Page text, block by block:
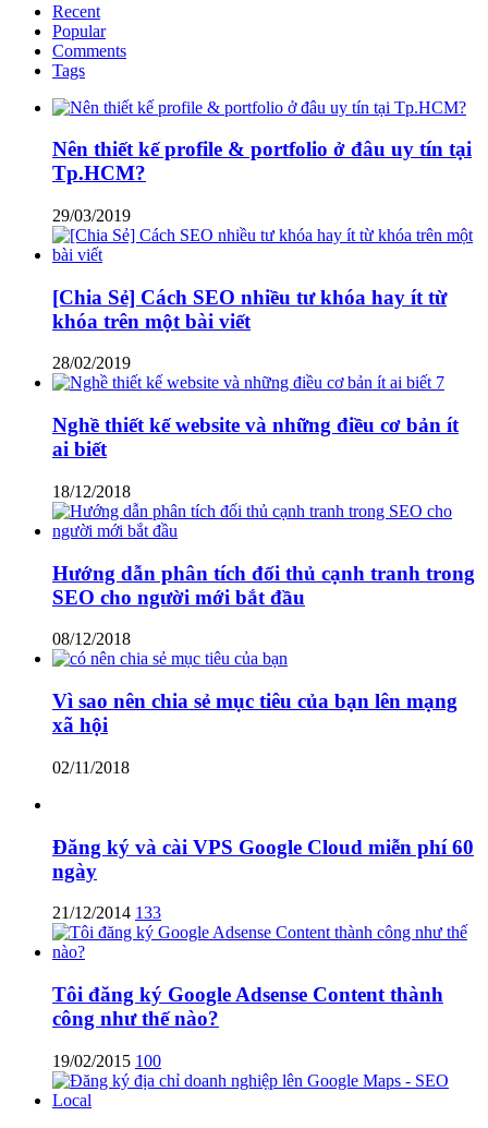
Recent
Popular
Comments
Tags
Nên thiết kế profile & portfolio ở đâu uy tín tại
Tp.HCM?
29/03/2019
[Chia Sẻ] Cách SEO nhiều tư khóa hay ít từ
khóa trên một bài viết
28/02/2019
Nghề thiết kế website và những điều cơ bản ít
ai biết
18/12/2018
Hướng dẫn phân tích đối thủ cạnh tranh trong
SEO cho người mới bắt đầu
08/12/2018
Vì sao nên chia sẻ mục tiêu của bạn lên mạng
xã hội
02/11/2018
Đăng ký và cài VPS Google Cloud miễn phí 60
ngày
21/12/2014 133
Tôi đăng ký Google Adsense Content thành
công như thế nào?
19/02/2015 100